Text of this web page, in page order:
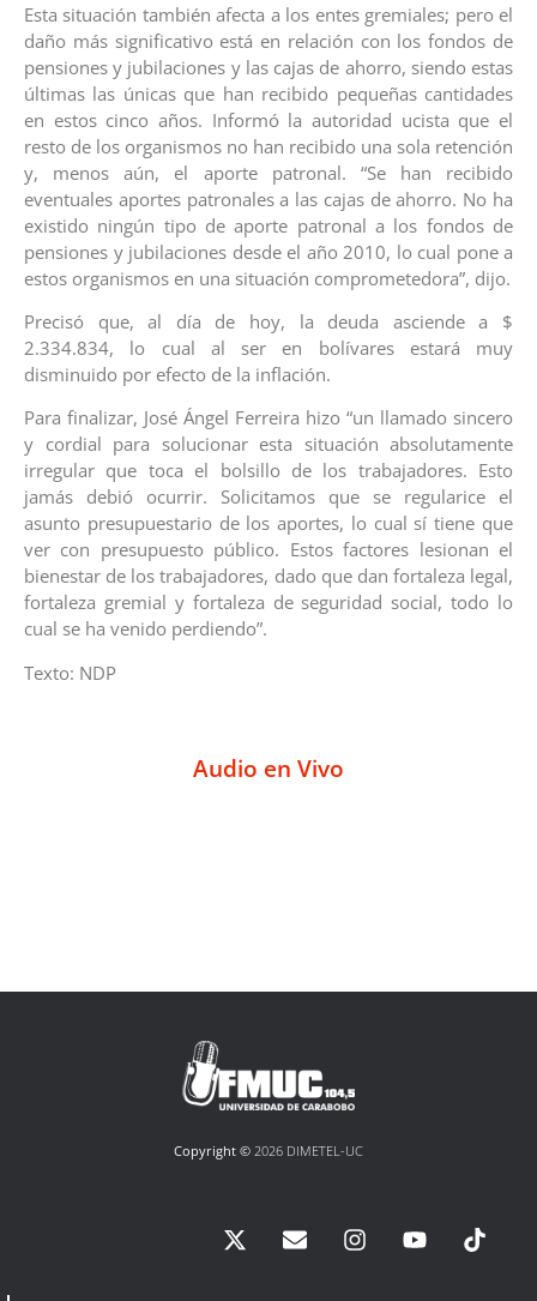
Esta situación también afecta a los entes gremiales; pero el
daño más significativo está en relación con los fondos de
pensiones y jubilaciones y las cajas de ahorro, siendo estas
últimas las únicas que han recibido pequeñas cantidades
en estos cinco años. Informó la autoridad ucista que el
resto de los organismos no han recibido una sola retención
y, menos aún, el aporte patronal. “Se han recibido
eventuales aportes patronales a las cajas de ahorro. No ha
existido ningún tipo de aporte patronal a los fondos de
pensiones y jubilaciones desde el año 2010, lo cual pone a
estos organismos en una situación comprometedora”, dijo.
Precisó que, al día de hoy, la deuda asciende a $
2.334.834, lo cual al ser en bolívares estará muy
disminuido por efecto de la inflación.
Para finalizar, José Ángel Ferreira hizo “un llamado sincero
y cordial para solucionar esta situación absolutamente
irregular que toca el bolsillo de los trabajadores. Esto
jamás debió ocurrir. Solicitamos que se regularice el
asunto presupuestario de los aportes, lo cual sí tiene que
ver con presupuesto público. Estos factores lesionan el
bienestar de los trabajadores, dado que dan fortaleza legal,
fortaleza gremial y fortaleza de seguridad social, todo lo
cual se ha venido perdiendo”.
Texto: NDP
Audio en Vivo
Copyright © 2026 DIMETEL-UC